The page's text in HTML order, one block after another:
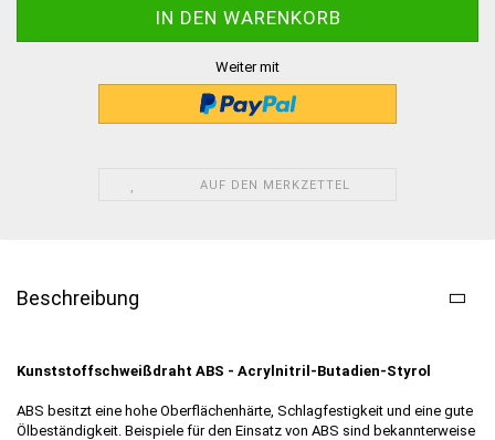
Weiter mit
AUF DEN MERKZETTEL
Beschreibung
Kunststoffschweißdraht ABS - Acrylnitril-Butadien-Styrol
ABS besitzt eine hohe Oberflächenhärte, Schlagfestigkeit und eine gute
Ölbeständigkeit. Beispiele für den Einsatz von ABS sind bekannterweise